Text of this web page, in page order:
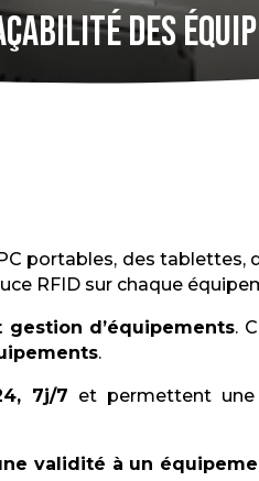
des
portables, des tablettes,
RFID sur chaque
d’équipements.
.
7j/7 et permettent une
validité à un